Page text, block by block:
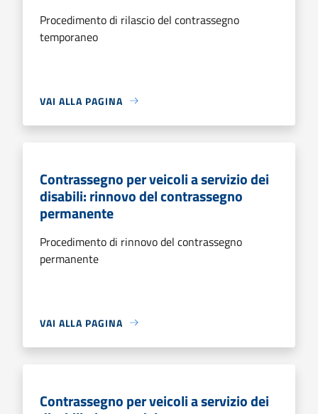
Procedimento di rilascio del contrassegno
temporaneo
VAI ALLA PAGINA
Contrassegno per veicoli a servizio dei
disabili: rinnovo del contrassegno
permanente
Procedimento di rinnovo del contrassegno
permanente
VAI ALLA PAGINA
Contrassegno per veicoli a servizio dei